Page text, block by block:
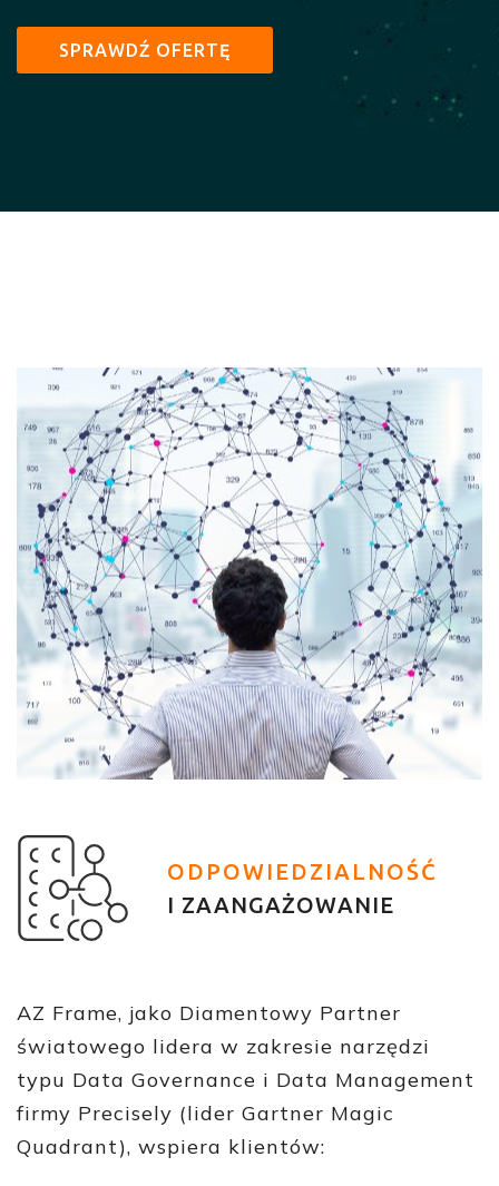
SPRAWDŹ OFERTĘ
ODPOWIEDZIALNOŚĆ
I ZAANGAŻOWANIE
AZ Frame, jako Diamentowy Partner
światowego lidera w zakresie narzędzi
typu Data Governance i Data Management
firmy Precisely (lider Gartner Magic
Quadrant), wspiera klientów: